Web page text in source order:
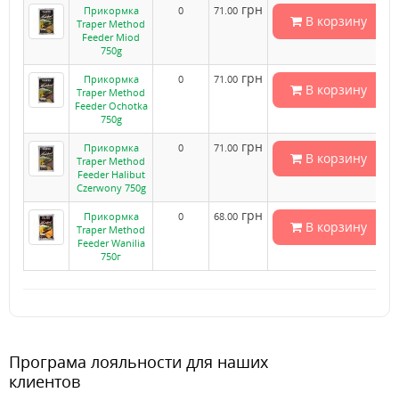
Прикормка
Traper Method
Feeder Miod
750g
0 71.00 грн
В корзину
Прикормка
Traper Method
Feeder Ochotka
750g
0 71.00 грн
В корзину
Прикормка
Traper Method
Feeder Halibut
Czerwony 750g
0 71.00 грн
В корзину
Прикормка
Traper Method
Feeder Wanilia
750г
0 68.00 грн
В корзину
Програма лояльности для наших
клиентов